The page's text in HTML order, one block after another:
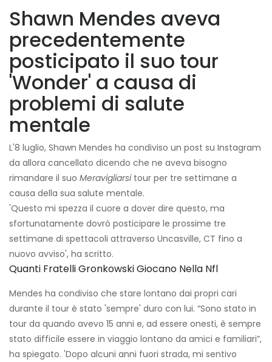
Shawn Mendes aveva
precedentemente
posticipato il suo tour
'Wonder' a causa di
problemi di salute
mentale
L'8 luglio, Shawn Mendes ha condiviso un post su Instagram
da allora cancellato dicendo che ne aveva bisogno
rimandare il suo Meravigliarsitour per tre settimane a
causa della sua salute mentale.
'Questo mi spezza il cuore a dover dire questo, ma
sfortunatamente dovrò posticipare le prossime tre
settimane di spettacoli attraverso Uncasville, CT fino a
nuovo avviso', ha scritto.
Quanti Fratelli Gronkowski Giocano Nella Nfl
Mendes ha condiviso che stare lontano dai propri cari
durante il tour è stato 'sempre' duro con lui. “Sono stato in
tour da quando avevo 15 anni e, ad essere onesti, è sempre
stato difficile essere in viaggio lontano da amici e familiari”,
ha spiegato. 'Dopo alcuni anni fuori strada, mi sentivo